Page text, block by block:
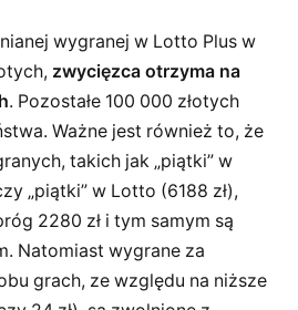
wygranej w Lotto Plus w
zwycięzca otrzyma na
. Pozostałe 100 000 złotych
Ważne jest również to, że
takich jak „piątki” w
„piątki” w Lotto (6188 zł),
2280 zł i tym samym są
Natomiast wygrane za
grach, ze względu na niższe